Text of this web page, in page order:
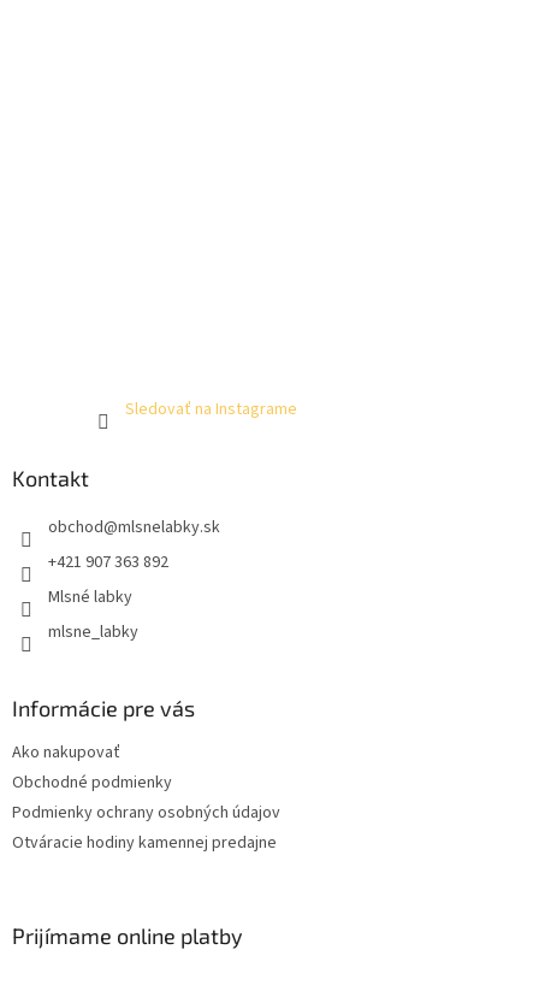
Sledovať na Instagrame
Kontakt
obchod@mlsnelabky.sk
+421 907 363 892
Mlsné labky
mlsne_labky
Informácie pre vás
Ako nakupovať
Obchodné podmienky
Podmienky ochrany osobných údajov
Otváracie hodiny kamennej predajne
Prijímame online platby